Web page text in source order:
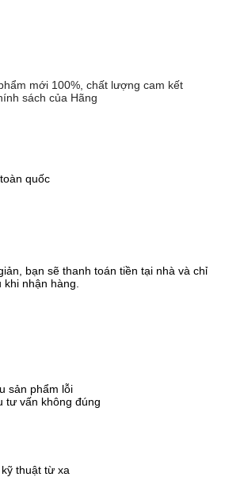
mới 100%, chất lượng cam kết
sách của Hãng
quốc
bạn sẽ thanh toán tiền tại nhà và chỉ
khi nhận hàng.
sản phẩm lỗi
tư vấn không đúng
thuật từ xa